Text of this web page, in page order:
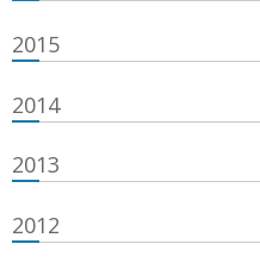
2015
2014
2013
2012